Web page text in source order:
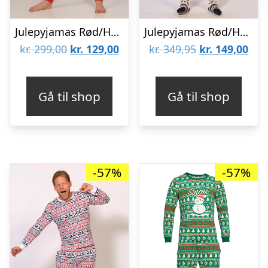
Julepyjamas Rød/Hvid – Børn.
kr.299,00 Den
var:
kr. 299,00.
kr. 129,00Den
kr. 129,00.
Gå til shop
Julepyjamas Rød/Hvid.
kr.349,95 Den
var:
kr. 349,95.
kr. 149,00Den
kr.
Gå til shop
-57% -57%